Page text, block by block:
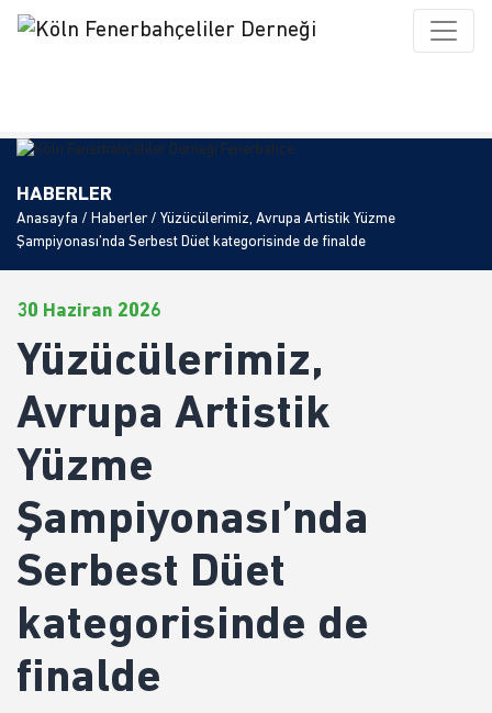
HABERLER
Anasayfa / Haberler / Yüzücülerimiz, Avrupa Artistik Yüzme
Şampiyonası’nda Serbest Düet kategorisinde de finalde
30 Haziran 2026
Yüzücülerimiz,
Avrupa Artistik
Yüzme
Şampiyonası’nda
Serbest Düet
kategorisinde de
finalde